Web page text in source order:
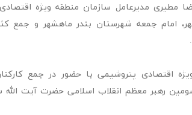
مطیری مدیرعامل سازمان منطقه ویژه
امام جمعه شهرستان بندر ماهشهر و جمع
اقتصادی پتروشیمی با حضور در جمع
رهبر معظم انقلاب اسلامی حضرت آیت